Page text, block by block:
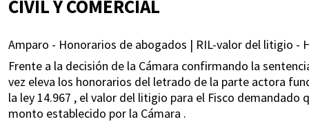
CIVIL Y COMERCIAL
Amparo - Honorarios de abogados | RIL-valor del litigio -
Frente a la decisión de la Cámara confirmando la
vez eleva los honorarios del letrado de la parte actora
la ley 14.967 , el valor del litigio para el Fisco
monto establecido por la Cámara .